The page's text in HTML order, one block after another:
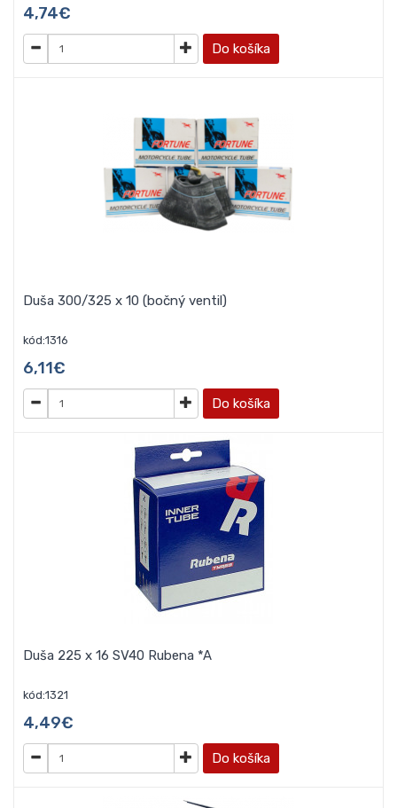
4,74€
Do košíka
Duša 300/325 x 10 (bočný ventil)
kód:1316
6,11€
Do košíka
Duša 225 x 16 SV40 Rubena *A
kód:1321
4,49€
Do košíka